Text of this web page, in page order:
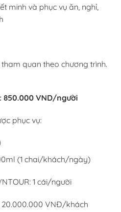
minh và phục vụ ăn, nghỉ,
quan theo chương trình.
850.000 VND/người
phục vụ:
(1 chai/khách/ngày)
1 cái/người
20.000.000 VNĐ/khách